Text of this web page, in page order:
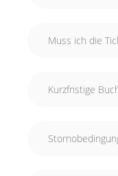
Muss ich die
Kurzfristige